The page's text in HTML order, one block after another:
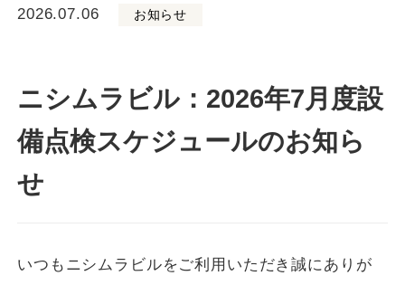
ニシムラビル：2026年7月度設
備点検スケジュールのお知ら
せ
2026.07.06 お知らせ
いつもニシムラビルをご利用いただき誠にありが